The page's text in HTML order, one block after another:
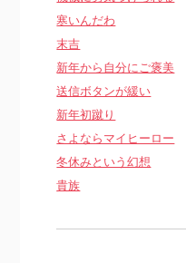
寒いんだわ
末吉
新年から自分にご褒美
送信ボタンが緩い
新年初蹴り
さよならマイヒーロー
冬休みという幻想
貴族